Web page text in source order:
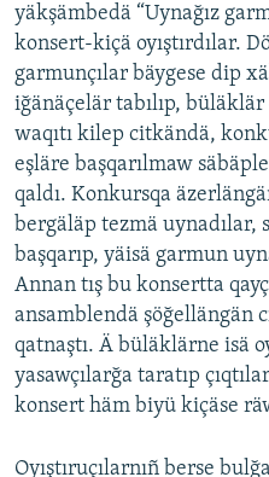
yäkşämbedä “Uynağız
konsert-kiçä oyıştırdılar.
garmunçılar bäygese dip
iğänäçelär tabılıp,
waqıtı kilep citkändä,
eşläre başqarılmaw
qaldı. Konkursqa
bergäläp tezmä uynadılar,
başqarıp, yäisä garmun
Annan tış bu konsertta
ansamblendä şöğellängän
qatnaştı. Ä büläklärne isä
yasawçılarğa taratıp
konsert häm biyü kiçäse
Oyıştıruçılarnıñ berse